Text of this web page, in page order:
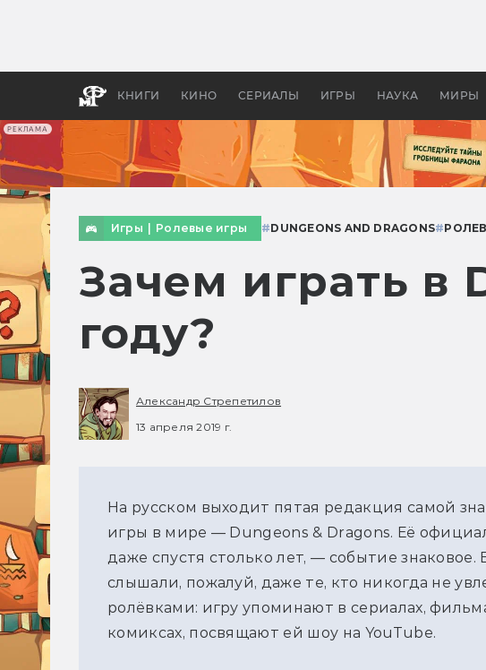
РЕКЛАМА
КНИГИ КИНО СЕРИАЛЫ ИГРЫ НАУКА МИРЫ
бы «Властелина
Игры Ролевые игры #DUNGEONS AND DRAGONS#
Зачем играть в
году?
Александр Стрепетилов
13 апреля 2019 г.
На русском выходит пятая редакция самой
игры в мире — Dungeons & Dragons. Её
даже спустя столько лет, — событие
слышали, пожалуй, даже те, кто никогда не
ролёвками: игру упоминают в сериалах,
комиксах, посвящают ей шоу на YouTube.